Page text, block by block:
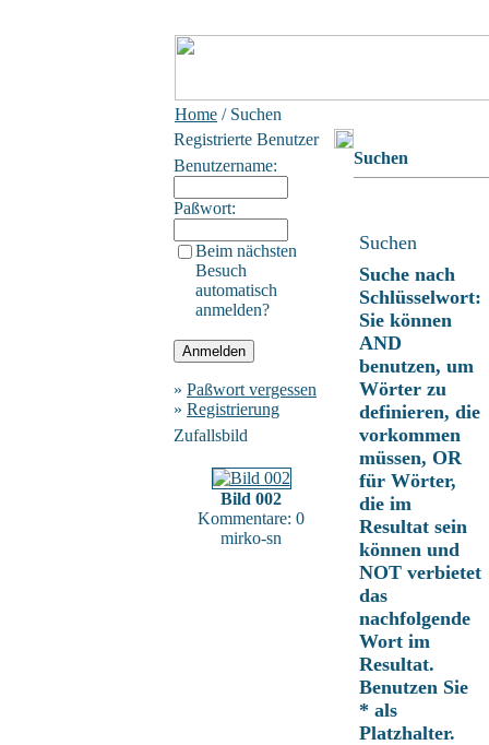
Home / Suchen
Registrierte Benutzer
Benutzername:
Paßwort:
Beim nächsten
Besuch
automatisch
anmelden?
» Paßwort vergessen
» Registrierung
Zufallsbild
Bild 002
Kommentare: 0
mirko-sn
Suchen
Suchen
Suche nach
Schlüsselwort:
Sie können
AND
benutzen, um
Wörter zu
definieren, die
vorkommen
müssen, OR
für Wörter,
die im
Resultat sein
können und
NOT verbietet
das
nachfolgende
Wort im
Resultat.
Benutzen Sie
* als
Platzhalter.